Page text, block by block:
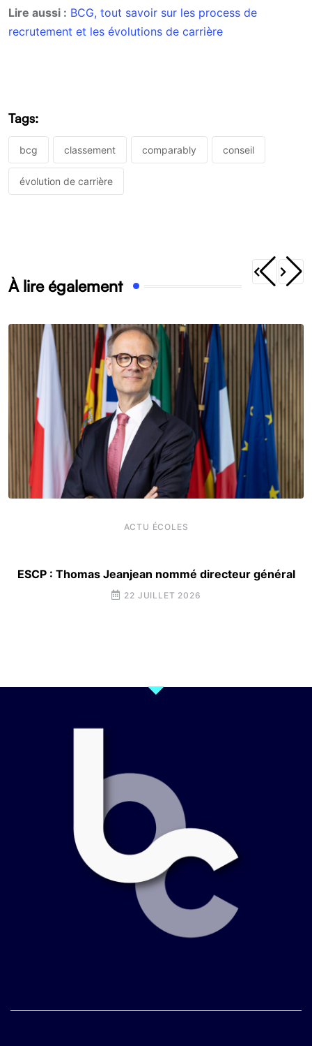
Lire aussi : BCG, tout savoir sur les process de
recrutement et les évolutions de carrière
Tags:
bcg classement comparably conseil
évolution de carrière
À lire également
ACTU ÉCOLES
ESCP : Thomas Jeanjean nommé directeur général
22 JUILLET 2026